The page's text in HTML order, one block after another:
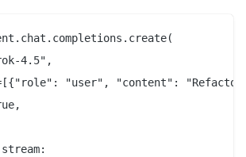
4.5",
"user", "content":